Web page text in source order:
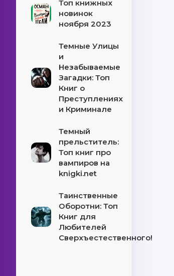
Топ книжных
новинок
ноября 2023
Темные Улицы
и
Незабываемые
Загадки: Топ
Книг о
Преступлениях
и Криминале
Темный
прельститель:
Топ книг про
вампиров на
knigki.net
Таинственные
Оборотни: Топ
Книг для
Любителей
Сверхъестественного!